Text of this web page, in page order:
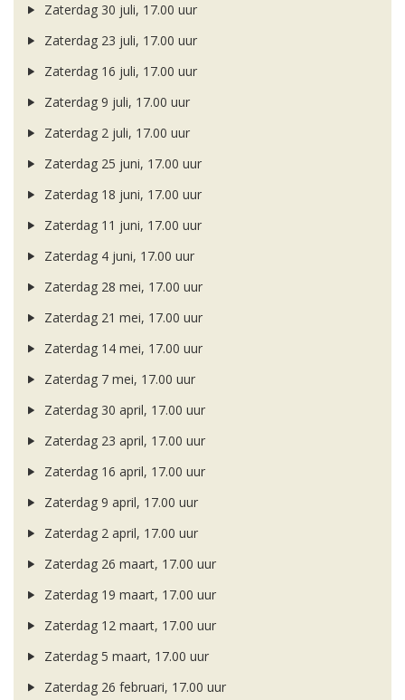
Zaterdag 30 juli, 17.00 uur
Zaterdag 23 juli, 17.00 uur
Zaterdag 16 juli, 17.00 uur
Zaterdag 9 juli, 17.00 uur
Zaterdag 2 juli, 17.00 uur
Zaterdag 25 juni, 17.00 uur
Zaterdag 18 juni, 17.00 uur
Zaterdag 11 juni, 17.00 uur
Zaterdag 4 juni, 17.00 uur
Zaterdag 28 mei, 17.00 uur
Zaterdag 21 mei, 17.00 uur
Zaterdag 14 mei, 17.00 uur
Zaterdag 7 mei, 17.00 uur
Zaterdag 30 april, 17.00 uur
Zaterdag 23 april, 17.00 uur
Zaterdag 16 april, 17.00 uur
Zaterdag 9 april, 17.00 uur
Zaterdag 2 april, 17.00 uur
Zaterdag 26 maart, 17.00 uur
Zaterdag 19 maart, 17.00 uur
Zaterdag 12 maart, 17.00 uur
Zaterdag 5 maart, 17.00 uur
Zaterdag 26 februari, 17.00 uur